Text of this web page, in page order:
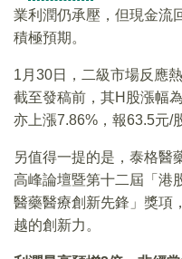
業利潤仍承壓，但現金流
積極預期。
1月30日，二級市場反應
截至發稿前，其H股漲幅
亦上漲7.86%，報63.5元/
另值得一提的是，泰格醫
高峰論壇暨第十二屆「港
醫藥醫療創新先鋒」獎項
越的創新力。